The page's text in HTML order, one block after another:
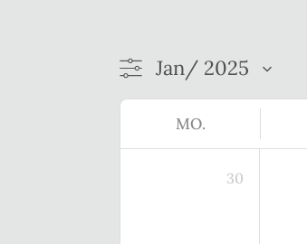
MO.
30